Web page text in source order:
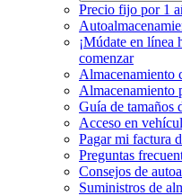
Precio fijo por 1
¡Múdate en línea
comenzar
Almacenamiento
Almacenamiento
Guía de tamaños
Acceso en
Pagar mi factura
Preguntas
Consejos de
Suministros de